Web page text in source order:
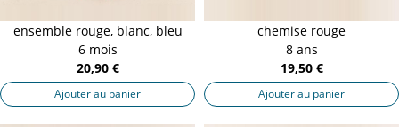
ensemble rouge, blanc, bleu
6 mois
20,90 €
Ajouter au panier
chemise rouge
8 ans
19,50 €
Ajouter au panier